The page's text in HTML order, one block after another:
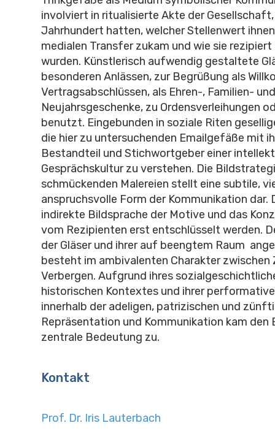
involviert in ritualisierte Akte der Gesellschaft,
Jahrhundert hatten, welcher Stellenwert
medialen Transfer zukam und wie sie
wurden. Künstlerisch aufwendig gestaltete
besonderen Anlässen, zur Begrüßung als
Vertragsabschlüssen, als Ehren-, Familien- und
Neujahrsgeschenke, zu Ordensverleihungen
benutzt. Eingebunden in soziale Riten
die hier zu untersuchenden Emailgefäße mit
Bestandteil und Stichwortgeber einer
Gesprächskultur zu verstehen. Die
schmückenden Malereien stellt eine subtile,
anspruchsvolle Form der Kommunikation dar.
indirekte Bildsprache der Motive und das
vom Rezipienten erst entschlüsselt werden.
der Gläser und ihrer auf beengtem Raum
besteht im ambivalenten Charakter zwischen
Verbergen. Aufgrund ihres
historischen Kontextes und ihrer
innerhalb der adeligen, patrizischen und
Repräsentation und Kommunikation kam den
zentrale Bedeutung zu.
Kontakt
Prof. Dr. Iris Lauterbach